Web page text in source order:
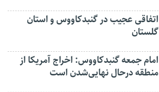
اتفاقی عجیب در‌ گنبدکاووس و استان
گلستان
امام جمعه گنبدکاووس: اخراج آمریکا از
منطقه درحال نهایی‌شدن است